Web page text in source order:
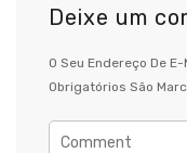
Deixe um
O Seu Endereço De
Obrigatórios São